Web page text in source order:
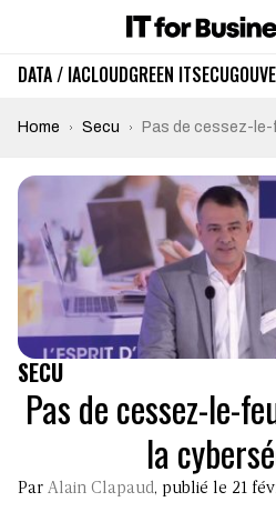
DATA / IACLOUDGREEN ITSECU
Home Secu Pas de cessez-
SECU
Pas de cessez-le-
la
Par Alain Clapaud, publié le 21